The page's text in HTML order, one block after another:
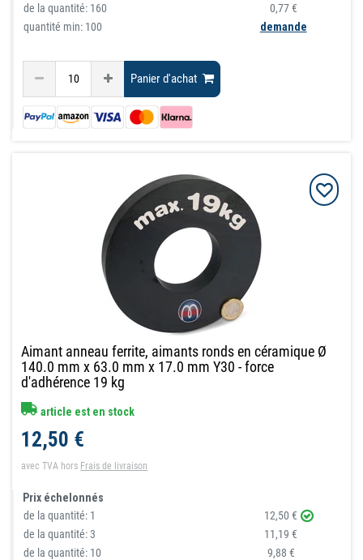
de la quantité: 160
0,77 €
quantité min: 100
demande
Panier d'achat
Aimant anneau ferrite, aimants ronds en céramique Ø
140.0 mm x 63.0 mm x 17.0 mm Y30 - force
d'adhérence 19 kg
article est en stock
12,50 €
avec TVA hors Frais de livraison
Prix échelonnés
de la quantité: 1
12,50 €
de la quantité:3
11,19 €
de la quantité: 10
9,88 €